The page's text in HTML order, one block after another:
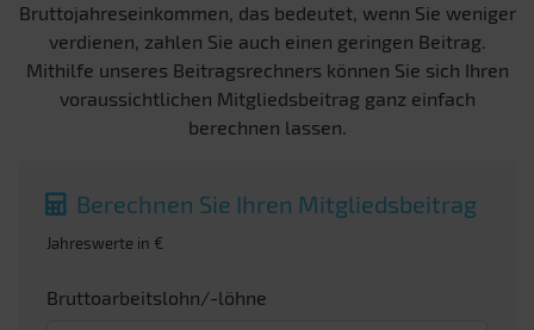
Bruttojahreseinkommen, das bedeutet, wenn Sie weniger
verdienen, zahlen Sie auch einen geringen Beitrag.
Mithilfe unseres Beitragsrechners können Sie sich Ihren
voraussichtlichen Mitgliedsbeitrag ganz einfach
berechnen lassen.
Berechnen Sie Ihren Mitgliedsbeitrag
Jahreswerte in €
Bruttoarbeitslohn/-löhne